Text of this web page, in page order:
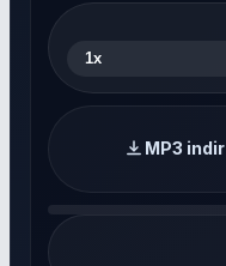
MP3 indir